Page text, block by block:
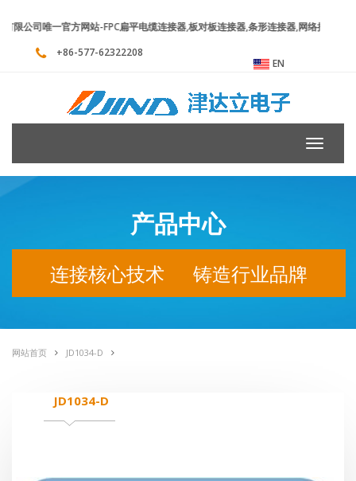
司唯一官方网站-FPC扁平电缆连接器,板对板连接器,条形连接器,网络插口连接器
+86-577-62322208
EN
Toggle
产品中心
连接核心技术 铸造行业品牌
网站首页 JD1034-D
JD1034-D